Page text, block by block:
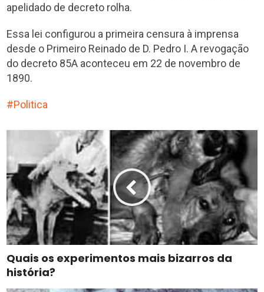
apelidado de decreto rolha.
Essa lei configurou a primeira censura à imprensa
desde o Primeiro Reinado de D. Pedro I. A revogação
do decreto 85A aconteceu em 22 de novembro de
1890.
Politica
Quais os experimentos mais bizarros da
história?